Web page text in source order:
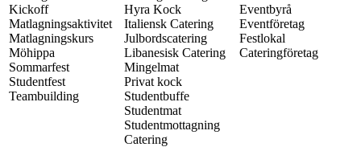
Kickoff
Matlagningsaktivitet
Matlagningskurs
Möhippa
Sommarfest
Studentfest
Teambuilding
Hyra Kock
Italiensk Catering
Julbordscatering
Libanesisk Catering
Mingelmat
Privat kock
Studentbuffe
Studentmat
Studentmottagning
Catering
Eventbyrå
Eventföretag
Festlokal
Cateringföretag